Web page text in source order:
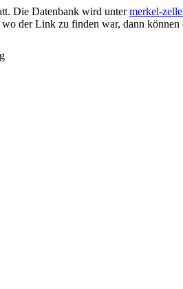
Die Datenbank wird untermerkel-
der Link zu finden war, dann